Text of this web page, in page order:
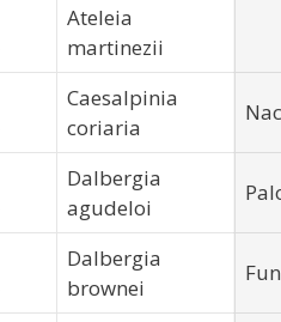
Ateleia
martinezii
Caesalpinia
coriaria
Dalbergia
agudeloi
Dalbergia
brownei